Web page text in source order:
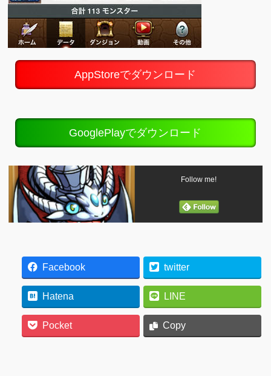
AppStoreでダウンロード
GooglePlayでダウンロード
Follow me!
Facebook twitter
Hatena LINE
Pocket Copy